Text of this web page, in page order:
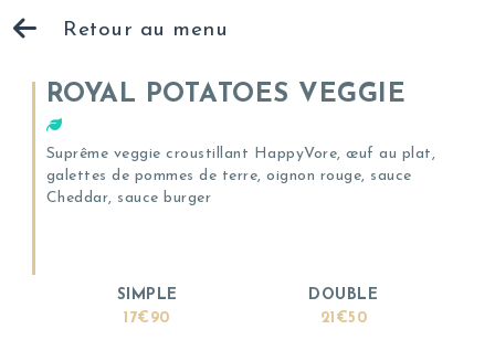
Retour au menu
ROYAL POTATOES VEGGIE
Suprême veggie croustillant HappyVore, œuf au plat,
galettes de pommes de terre, oignon rouge, sauce
Cheddar, sauce burger
SIMPLE
17€90
DOUBLE
21€50